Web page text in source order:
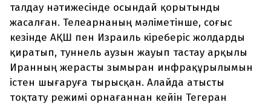
талдау нәтижесінде осындай қорытынды
жасалған. Телеарнаның мәліметінше, соғыс
кезінде АҚШ пен Израиль кіреберіс жолдарды
қиратып, туннель аузын жауып тастау арқылы
Иранның жерасты зымыран инфрақұрылымын
істен шығаруға тырысқан. Алайда атысты
тоқтату режимі орнағаннан кейін Тегеран